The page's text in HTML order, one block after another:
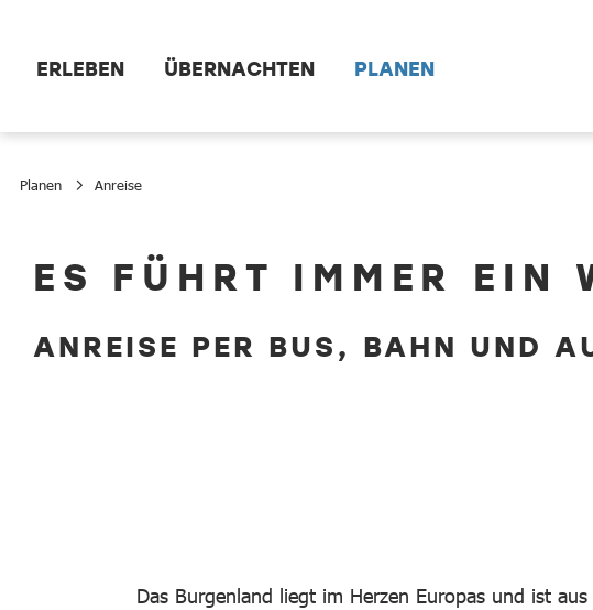
ERLEBEN ÜBERNACHTEN PLANEN
Planen Anreise
AnreiseES FÜHRT IMMER EIN
ANREISE PER BUS, BAHN UND
Das Burgenland liegt im Herzen Europas und ist